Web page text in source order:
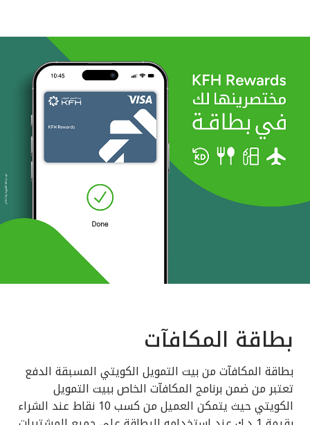
بطاقة المكافآت
بطاقة المكافآت من بيت التمويل الكويتي المسبقة الدفع
تعتبر من ضمن برنامج المكافآت الخاص ببيت التمويل
الكويتي حيث يتمكن العميل من كسب 10 نقاط عند الشراء